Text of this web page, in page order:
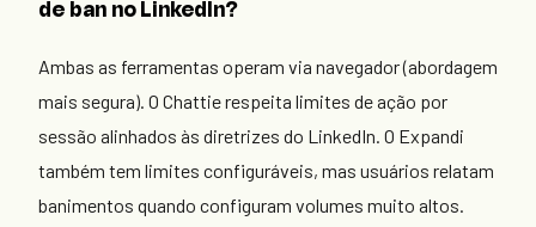
de ban no LinkedIn?
Ambas as ferramentas operam via navegador (abordagem
mais segura). O Chattie respeita limites de ação por
sessão alinhados às diretrizes do LinkedIn. O Expandi
também tem limites configuráveis, mas usuários relatam
banimentos quando configuram volumes muito altos.